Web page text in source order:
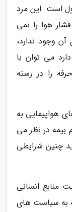
است. این مرد
هوا را نمی
وجود ندارد،
می توان با
را در رسته
هواپیمایی به
بیمه در نظر می
چنین شرایطی
منابع انسانی
به سیاست های